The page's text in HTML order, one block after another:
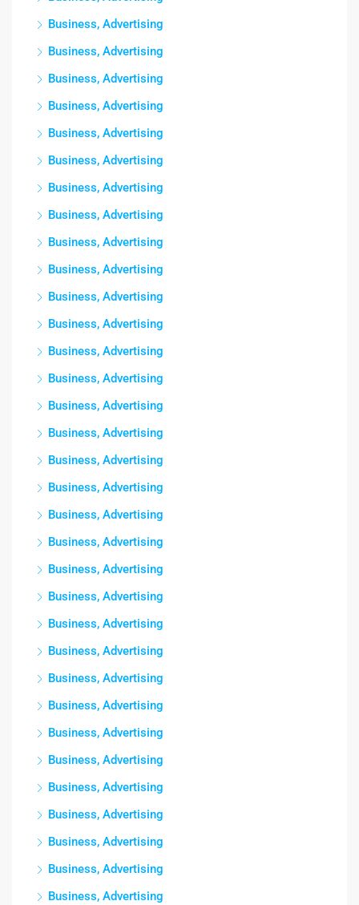
Business, Advertising
Business, Advertising
Business, Advertising
Business, Advertising
Business, Advertising
Business, Advertising
Business, Advertising
Business, Advertising
Business, Advertising
Business, Advertising
Business, Advertising
Business, Advertising
Business, Advertising
Business, Advertising
Business, Advertising
Business, Advertising
Business, Advertising
Business, Advertising
Business, Advertising
Business, Advertising
Business, Advertising
Business, Advertising
Business, Advertising
Business, Advertising
Business, Advertising
Business, Advertising
Business, Advertising
Business, Advertising
Business, Advertising
Business, Advertising
Business, Advertising
Business, Advertising
Business, Advertising